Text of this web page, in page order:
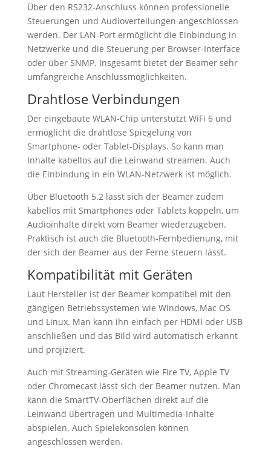
Über den RS232-Anschluss können professionelle
Steuerungen und Audioverteilungen angeschlossen
werden. Der LAN-Port ermöglicht die Einbindung in
Netzwerke und die Steuerung per Browser-Interface
oder über SNMP. Insgesamt bietet der Beamer sehr
umfangreiche Anschlussmöglichkeiten.
Drahtlose Verbindungen
Der eingebaute WLAN-Chip unterstützt WiFi 6 und
ermöglicht die drahtlose Spiegelung von
Smartphone- oder Tablet-Displays. So kann man
Inhalte kabellos auf die Leinwand streamen. Auch
die Einbindung in ein WLAN-Netzwerk ist möglich.
Über Bluetooth 5.2 lässt sich der Beamer zudem
kabellos mit Smartphones oder Tablets koppeln, um
Audioinhalte direkt vom Beamer wiederzugeben.
Praktisch ist auch die Bluetooth-Fernbedienung, mit
der sich der Beamer aus der Ferne steuern lässt.
Kompatibilität mit Geräten
Laut Hersteller ist der Beamer kompatibel mit den
gängigen Betriebssystemen wie Windows, Mac OS
und Linux. Man kann ihn einfach per HDMI oder USB
anschließen und das Bild wird automatisch erkannt
und projiziert.
Auch mit Streaming-Geräten wie Fire TV, Apple TV
oder Chromecast lässt sich der Beamer nutzen. Man
kann die SmartTV-Oberflächen direkt auf die
Leinwand übertragen und Multimedia-Inhalte
abspielen. Auch Spielekonsolen können
angeschlossen werden.